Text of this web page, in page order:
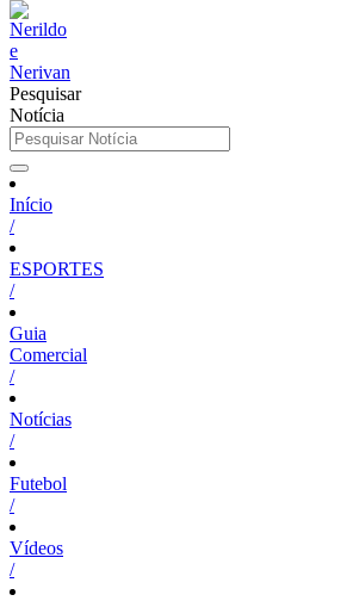
Pesquisar
Notícia
Início
/
ESPORTES
/
Guia
Comercial
/
Notícias
/
Futebol
/
Vídeos
/